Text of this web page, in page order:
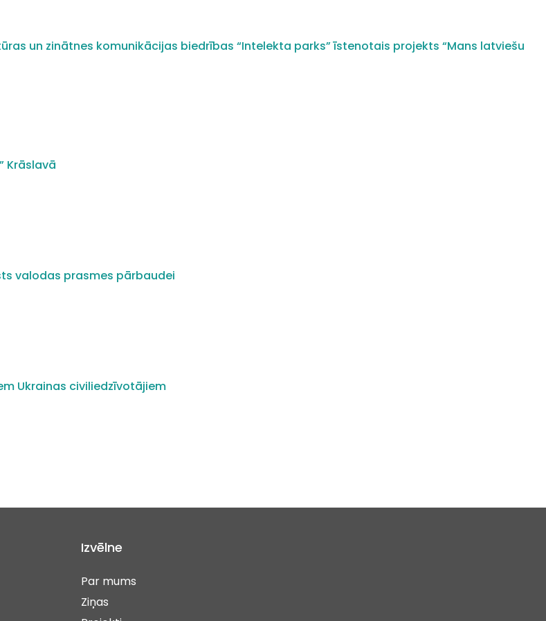
un zinātnes komunikācijas biedrības “Intelekta parks” īstenotais projekts “Mans latviešu
Krāslavā
valodas prasmes pārbaudei
Ukrainas civiliedzīvotājiem
Izvēlne
Par mums
Ziņas